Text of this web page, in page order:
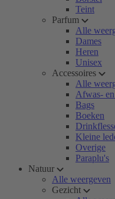
Teint
Parfum
Alle
Dames
Heren
Unisex
Accessoires
Alle
Afwas-
Bags
Boeken
Kleine
Overige
Paraplu's
Natuur
Alle weergeven
Gezicht